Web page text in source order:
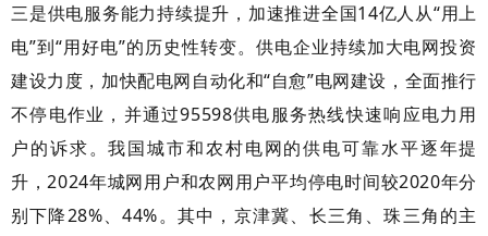
三是供电服务能力持续提升，加速推进全国14亿人从“用上
电”到“用好电”的历史性转变。供电企业持续加大电网投资
建设力度，加快配电网自动化和“自愈”电网建设，全面推行
不停电作业，并通过95598供电服务热线快速响应电力用
户的诉求。我国城市和农村电网的供电可靠水平逐年提
升，2024年城网用户和农网用户平均停电时间较2020年分
别下降28%、44%。其中，京津冀、长三角、珠三角的主